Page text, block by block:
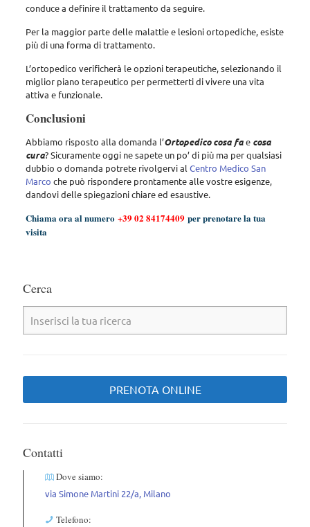
conduce a definire il trattamento da seguire.
Per la maggior parte delle malattie e lesioni ortopediche, esiste
più di una forma di trattamento.
L’ortopedico verificherà le opzioni terapeutiche, selezionando il
miglior piano terapeutico per permetterti di vivere una vita
attiva e funzionale.
Conclusioni
Abbiamo risposto alla domanda l’Ortopedico cosa faecosa
cura? Sicuramente oggi ne sapete un po’ di più ma per qualsiasi
dubbio o domanda potrete rivolgervi al Centro Medico San
Marco che può rispondere prontamente alle vostre esigenze,
dandovi delle spiegazioni chiare ed esaustive.
Chiama ora al numero +39 02 84174409 per prenotare la tua
visita
Cerca
PRENOTA ONLINE
Contatti
Dove siamo:
via Simone Martini 22/a, Milano
Telefono: